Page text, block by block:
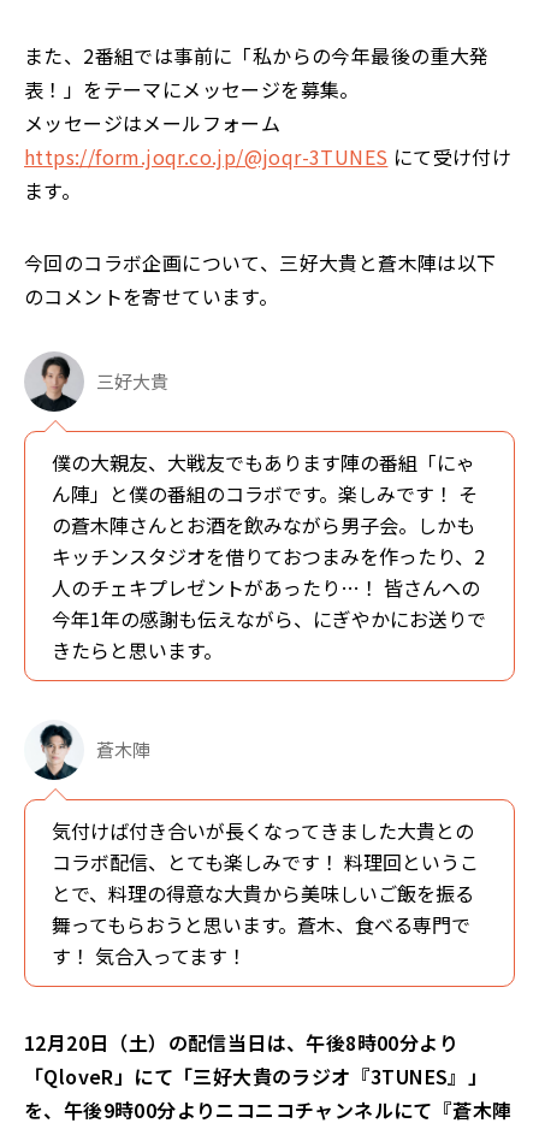
また、2番組では事前に「私からの今年最後の重大発
表！」をテーマにメッセージを募集。
メッセージはメールフォーム
https://form.joqr.co.jp/@joqr-3TUNES にて受け付け
ます。
今回のコラボ企画について、三好大貴と蒼木陣は以下
のコメントを寄せています。
三好大貴
僕の大親友、大戦友でもあります陣の番組「にゃ
ん陣」と僕の番組のコラボです。楽しみです！ そ
の蒼木陣さんとお酒を飲みながら男子会。しかも
キッチンスタジオを借りておつまみを作ったり、2
人のチェキプレゼントがあったり…！ 皆さんへの
今年1年の感謝も伝えながら、にぎやかにお送りで
きたらと思います。
蒼木陣
気付けば付き合いが長くなってきました大貴との
コラボ配信、とても楽しみです！ 料理回というこ
とで、料理の得意な大貴から美味しいご飯を振る
舞ってもらおうと思います。蒼木、食べる専門で
す！ 気合入ってます！
12月20日（土）の配信当日は、午後8時00分より
「QloveR」にて「三好大貴のラジオ『3TUNES』」
を、午後9時00分よりニコニコチャンネルにて『蒼木陣